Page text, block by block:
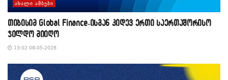
ᲐᲮᲐᲚᲘ ᲐᲛᲑᲔᲑᲘ
თიბისიმ Global Finance-ისგან კიდევ ერთი საერთაშორისო
ჯილდო მიიღო
13:02 08-05-2026